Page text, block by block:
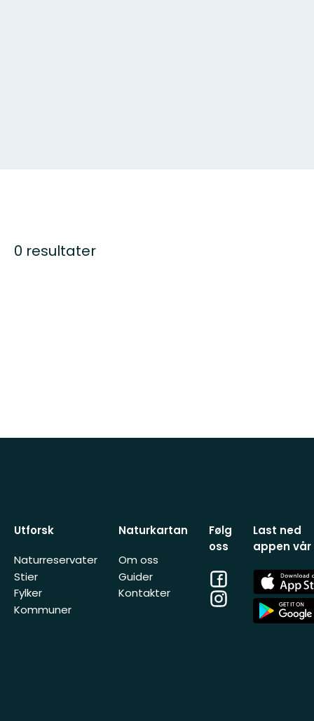
0 resultater
Utforsk
Naturreservater
Stier
Fylker
Kommuner
Naturkartan
Om oss
Guider
Kontakter
Følg
oss
Facebook
Instagram
Last ned
appen vår
App
Store
App
Store